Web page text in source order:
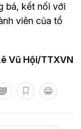
bá, kết nối với
viên của tổ
Vũ Hội/TTXVN